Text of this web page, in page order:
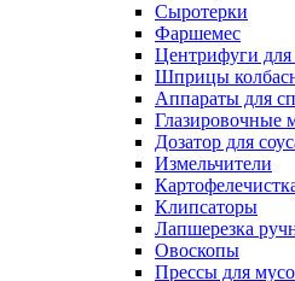
Сыротерки
Фаршемес
Центрифуги для
Шприцы
Аппараты для
Глазировочные
Дозатор для
Измельчители
Клипсаторы
Лапшерезка
Овоскопы
Прессы для